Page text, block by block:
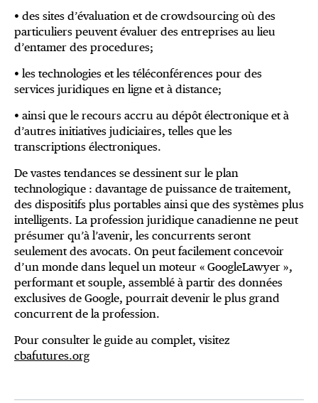
• des sites d’évaluation et de crowdsourcing où des
particuliers peuvent évaluer des entreprises au lieu
d’entamer des procedures;
• les technologies et les téléconférences pour des
services juridiques en ligne et à distance;
• ainsi que le recours accru au dépôt électronique et à
d’autres initiatives judiciaires, telles que les
transcriptions électroniques.
De vastes tendances se dessinent sur le plan
technologique : davantage de puissance de traitement,
des dispositifs plus portables ainsi que des systèmes plus
intelligents. La profession juridique canadienne ne peut
présumer qu’à l’avenir, les concurrents seront
seulement des avocats. On peut facilement concevoir
d’un monde dans lequel un moteur « GoogleLawyer »,
performant et souple, assemblé à partir des données
exclusives de Google, pourrait devenir le plus grand
concurrent de la profession.
Pour consulter le guide au complet, visitez
cbafutures.org